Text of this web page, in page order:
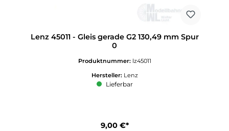
Lenz 45011 - Gleis gerade G2 130,49 mm Spur
0
Produktnummer: lz45011
Hersteller: Lenz
Lieferbar
9,00 €*